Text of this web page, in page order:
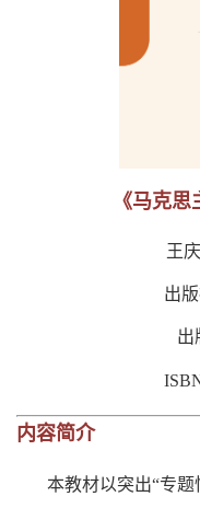
《马克
王
出
出
内容简介
本教材以突出“专题